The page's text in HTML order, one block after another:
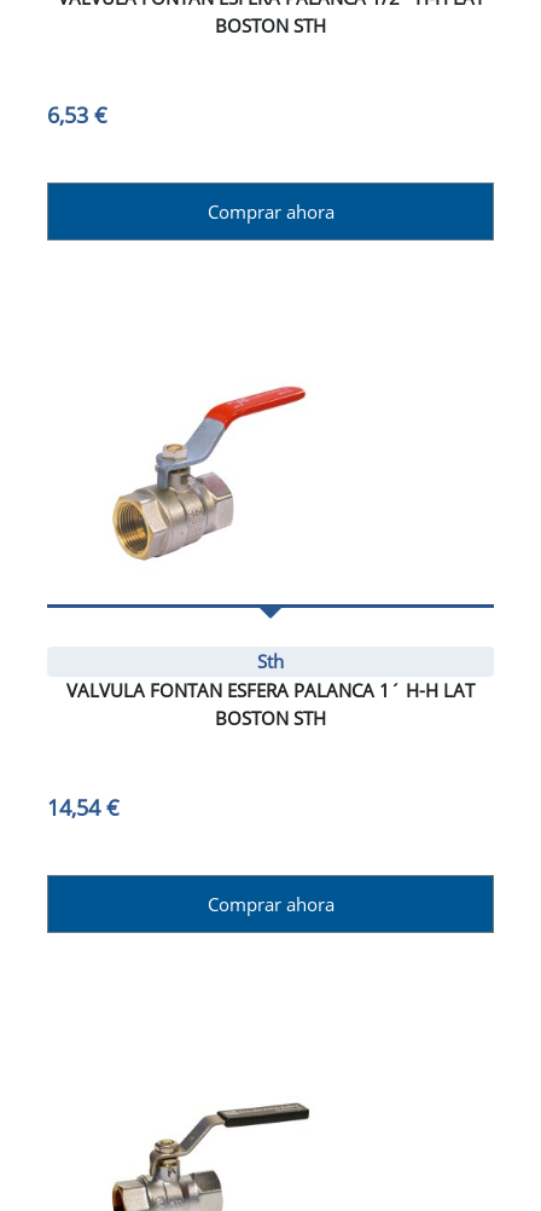
BOSTON STH
6,53 €
Comprar ahora
Sth
VALVULA FONTAN ESFERA PALANCA 1´ H-H LAT
BOSTON STH
14,54 €
Comprar ahora